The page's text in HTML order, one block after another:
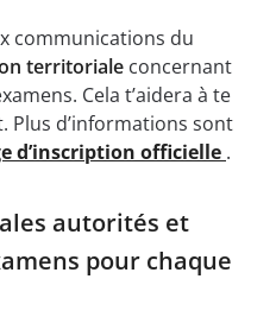
communications du
territoriale concernant
Cela t’aidera à te
Plus d’informations sont
d’inscription officielle .
autorités et
pour chaque